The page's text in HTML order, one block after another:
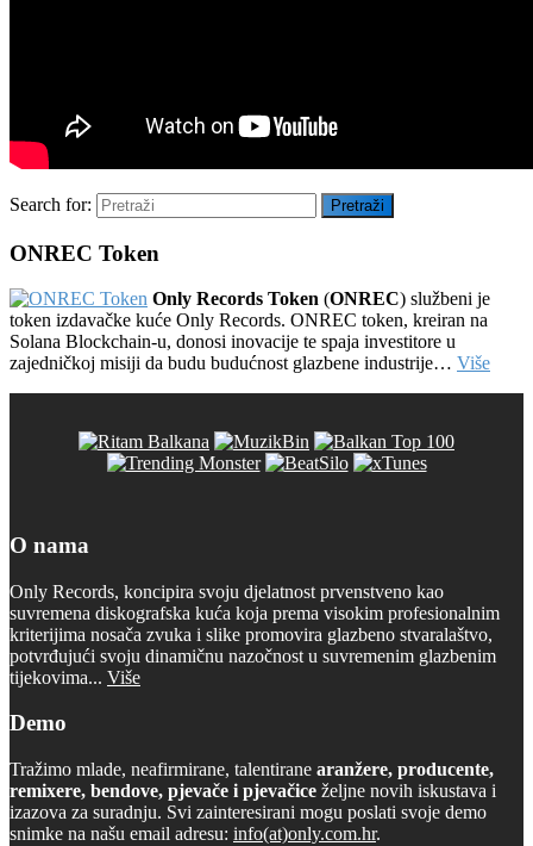
Search for: Pretraži
ONREC Token
Only Records Token (ONREC) službeni je
token izdavačke kuće Only Records. ONREC token, kreiran na
Solana Blockchain-u, donosi inovacije te spaja investitore u
zajedničkoj misiji da budu budućnost glazbene industrije… Više
O nama
Only Records, koncipira svoju djelatnost prvenstveno kao
suvremena diskografska kuća koja prema visokim profesionalnim
kriterijima nosača zvuka i slike promovira glazbeno stvaralaštvo,
potvrđujući svoju dinamičnu nazočnost u suvremenim glazbenim
tijekovima... Više
Demo
Tražimo mlade, neafirmirane, talentirane aranžere, producente,
remixere, bendove, pjevače i pjevačice željne novih iskustava i
izazova za suradnju. Svi zainteresirani mogu poslati svoje demo
snimke na našu email adresu: info(at)only.com.hr.